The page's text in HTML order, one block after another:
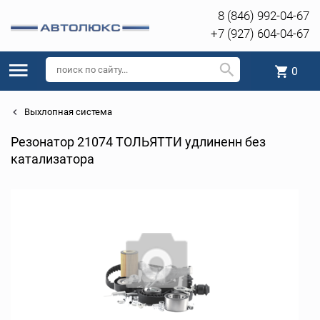
8 (846) 992-04-67
+7 (927) 604-04-67
0
Выхлопная система
Резонатор 21074 ТОЛЬЯТТИ удлиненн без
катализатора